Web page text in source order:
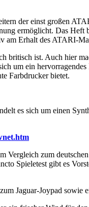
der einst großen
ermöglicht. Das
am Erhalt des ATARI-
britisch ist. Auch hier
um ein
Farbdrucker bietet.
es sich um einen
zum
Spieletest gibt es
Jaguar-Joypad sowie